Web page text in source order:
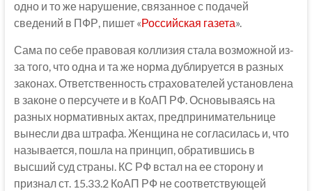
одно и то же нарушение, связанное с подачей
сведений в ПФР, пишет «Российская газета».
Сама по себе правовая коллизия стала возможной из-
за того, что одна и та же норма дублируется в разных
законах. Ответственность страхователей установлена
в законе о персучете и в КоАП РФ. Основываясь на
разных нормативных актах, предпринимательнице
вынесли два штрафа. Женщина не согласилась и, что
называется, пошла на принцип, обратившись в
высший суд страны. КС РФ встал на ее сторону и
признал ст. 15.33.2 КоАП РФ не соответствующей